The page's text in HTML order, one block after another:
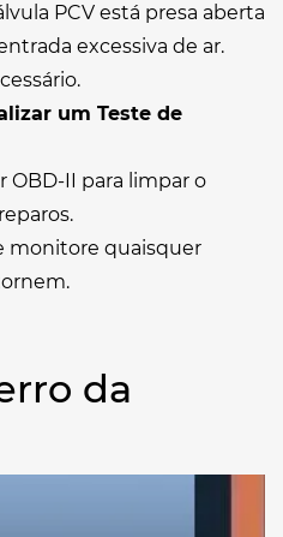
PCV está presa aberta
excessiva de ar.
um Teste de
OBD-II para limpar o
monitore quaisquer
da